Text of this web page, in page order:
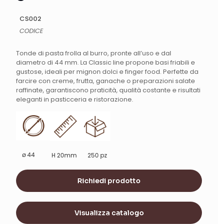
CS002
CODICE
Tonde di pasta frolla al burro, pronte all’uso e dal
diametro di 44 mm. La Classic line propone basi friabili e
gustose, ideali per mignon dolci e finger food. Perfette da
farcire con creme, frutta, ganache o preparazioni salate
raffinate, garantiscono praticità, qualità costante e risultati
eleganti in pasticceria e ristorazione.
ø 44 H 20mm 250 pz
Richiedi prodotto
Visualizza catalogo